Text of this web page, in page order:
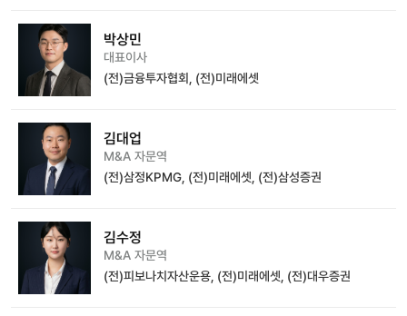
박상민
대표이사
(전)금융투자협회, (전)미래에셋
김대업
M&A 자문역
(전)삼정KPMG, (전)미래에셋, (전)삼성증권
김수정
M&A 자문역
(전)피보나치자산운용, (전)미래에셋, (전)대우증권